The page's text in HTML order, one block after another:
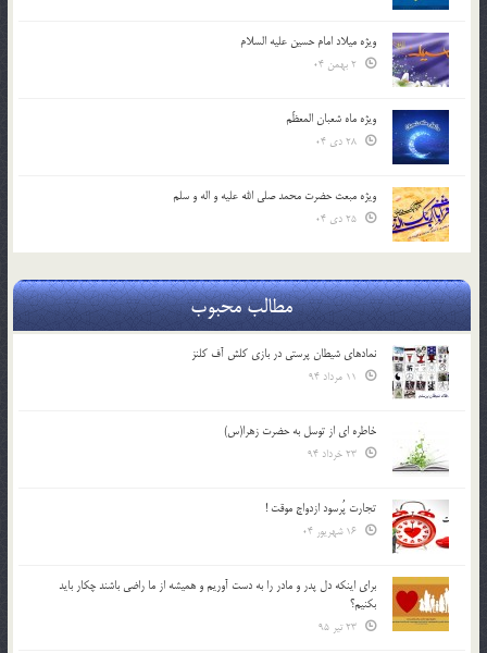
ویژه میلاد امام حسین علیه السلام
ویژه ماه شعبان المعظّم
ویژه مبعث حضرت محمد صلی الله علیه و اله و سلم
مطالب محبوب
نمادهای شیطان پرستی در بازی کلش آف کلنز
خاطره ای از توسل به حضرت زهرا(س)
تجارت پُرسود ازدواج موقت !
براي اينكه دل پدر و مادر را به دست آوريم و هميشه از ما راضي باشند چكار بايد
بكنيم؟